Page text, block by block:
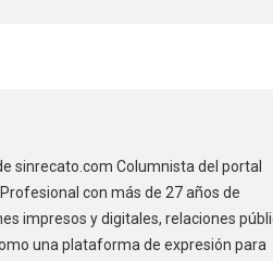
sinrecato.com Columnista del portal
con más de 27 años de
impresos y digitales, relaciones
una plataforma de expresión para